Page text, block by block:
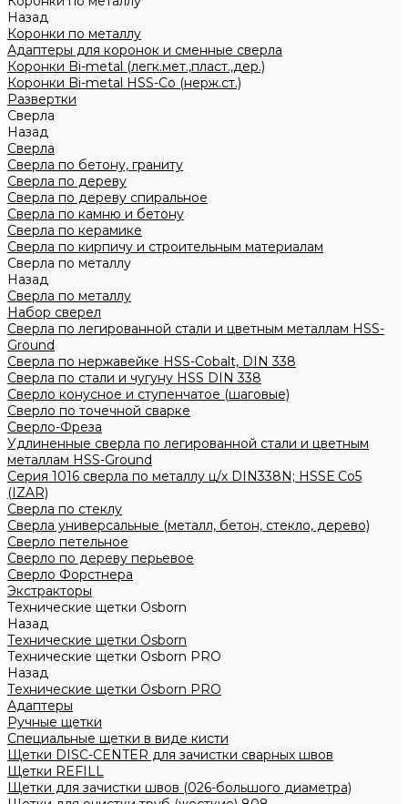
Назад
Коронки по металлу
Адаптеры для коронок и сменные сверла
Коронки Bi-metal (легк.мет.,пласт.,дер.)
Коронки Bi-metal HSS-Co (нерж.ст.)
Развертки
Сверла
Назад
Сверла
Сверла по бетону, граниту
Сверла по дереву
Сверла по дереву спиральное
Сверла по камню и бетону
Сверла по керамике
Сверла по кирпичу и строительным материалам
Сверла по металлу
Назад
Сверла по металлу
Набор сверел
Сверла по легированной стали и цветным металлам HSS-
Ground
Сверла по нержавейке HSS-Cobalt, DIN 338
Сверла по стали и чугуну HSS DIN 338
Сверло конусное и ступенчатое (шаговые)
Сверло по точечной сварке
Сверло-Фреза
Удлиненные сверла по легированной стали и цветным
металлам HSS-Ground
Серия 1016 сверла по металлу ц/х DIN338N; HSSЕ Со5
(IZAR)
Сверла по стеклу
Сверла универсальные (металл, бетон, стекло, дерево)
Сверло петельное
Сверло по дереву перьевое
Сверло Форстнера
Экстракторы
Технические щетки Osborn
Назад
Технические щетки Osborn
Технические щетки Osborn PRO
Назад
Технические щетки Osborn PRO
Адаптеры
Ручные щетки
Специальные щетки в виде кисти
Щетки DISC-CENTER для зачистки сварных швов
Щетки REFILL
Щетки для зачистки швов (026-большого диаметра)